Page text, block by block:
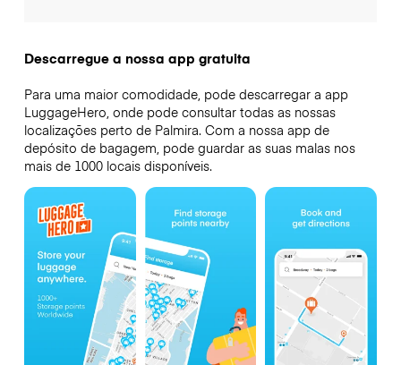
Descarregue a nossa app gratuita
Para uma maior comodidade, pode descarregar a app
LuggageHero, onde pode consultar todas as nossas
localizações perto de Palmira. Com a nossa app de
depósito de bagagem, pode guardar as suas malas nos
mais de 1000 locais disponíveis.